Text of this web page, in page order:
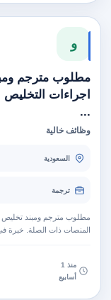
و
مطلوب مترجم
اجراءات
...
وظائف خالية
السعودية
ترجمة
مطلوب مترجم ومبند تخليص
المنصات ذات الصلة. خبرة
منذ 1
أسابيع